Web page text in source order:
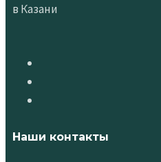
в Казани
Наши контакты